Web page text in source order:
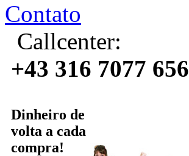
Contato
Callcenter:
+43 316 7077 656
Dinheiro de
volta a cada
compra!